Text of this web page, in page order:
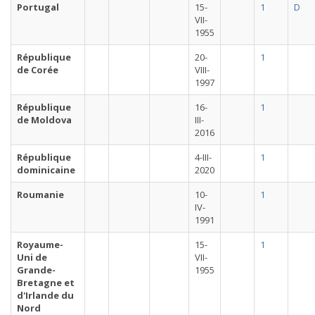
Portugal
15-
VII-
1955
1 D
République
de Corée
20-
VIII-
1997
1
République
de Moldova
16-
III-
2016
1
République
dominicaine
4-III-
2020
1
Roumanie
10-
IV-
1991
1
Royaume-
Uni de
Grande-
Bretagne et
d'Irlande du
Nord
15-
VII-
1955
1